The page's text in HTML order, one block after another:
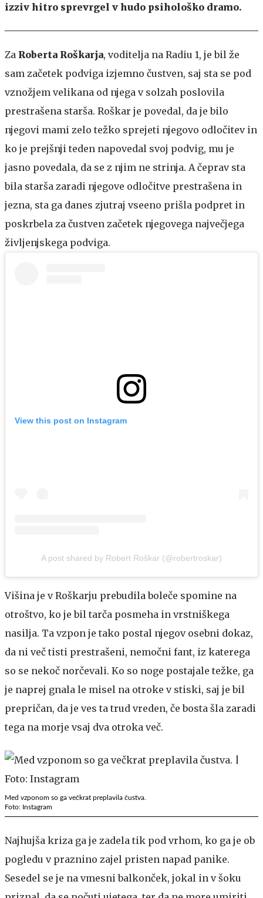
izziv hitro sprevrgel v hudo psihološko dramo.
Za Roberta Roškarja, voditelja na Radiu 1, je bil že
sam začetek podviga izjemno čustven, saj sta se pod
vznožjem velikana od njega v solzah poslovila
prestrašena starša. Roškar je povedal, da je bilo
njegovi mami zelo težko sprejeti njegovo odločitev in
ko je prejšnji teden napovedal svoj podvig, mu je
jasno povedala, da se z njim ne strinja. A čeprav sta
bila starša zaradi njegove odločitve prestrašena in
jezna, sta ga danes zjutraj vseeno prišla podpret in
poskrbela za čustven začetek njegovega največjega
življenjskega podviga.
View this post on Instagram
A post shared by Robert Roškar (@robertroskar)
Višina je v Roškarju prebudila boleče spomine na
otroštvo, ko je bil tarča posmeha in vrstniškega
nasilja. Ta vzpon je tako postal njegov osebni dokaz,
da ni več tisti prestrašeni, nemočni fant, iz katerega
so se nekoč norčevali. Ko so noge postajale težke, ga
je naprej gnala le misel na otroke v stiski, saj je bil
prepričan, da je ves ta trud vreden, če bosta šla zaradi
tega na morje vsaj dva otroka več.
Med vzponom so ga večkrat preplavila čustva.
Foto: Instagram
Najhujša kriza ga je zadela tik pod vrhom, ko ga je ob
pogledu v praznino zajel pristen napad panike.
Sesedel se je na vmesni balkonček, jokal in v šoku